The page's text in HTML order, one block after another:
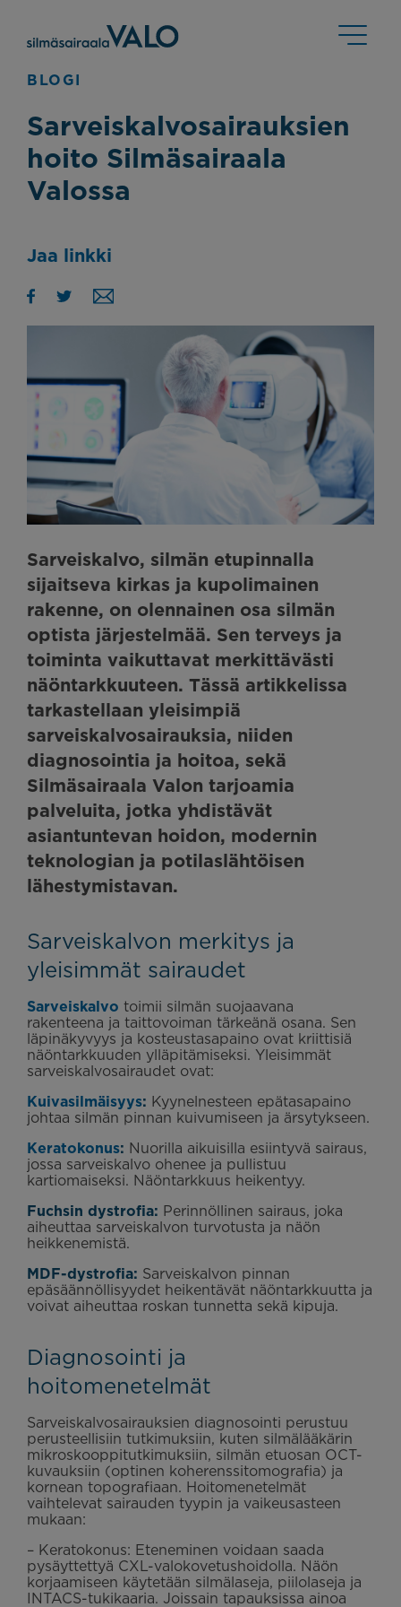
BLOGI
Sarveiskalvosairauksien
hoito Silmäsairaala
Valossa
Jaa linkki
Sarveiskalvo, silmän etupinnalla
sijaitseva kirkas ja kupolimainen
rakenne, on olennainen osa silmän
optista järjestelmää. Sen terveys ja
toiminta vaikuttavat merkittävästi
näöntarkkuuteen. Tässä artikkelissa
tarkastellaan yleisimpiä
sarveiskalvosairauksia, niiden
diagnosointia ja hoitoa, sekä
Silmäsairaala Valon tarjoamia
palveluita, jotka yhdistävät
asiantuntevan hoidon, modernin
teknologian ja potilaslähtöisen
lähestymistavan.
Sarveiskalvon merkitys ja
yleisimmät sairaudet
Sarveiskalvo toimii silmän suojaavana
rakenteena ja taittovoiman tärkeänä osana. Sen
läpinäkyvyys ja kosteustasapaino ovat kriittisiä
näöntarkkuuden ylläpitämiseksi. Yleisimmät
sarveiskalvosairaudet ovat:
Kuivasilmäisyys: Kyynelnesteen epätasapaino
johtaa silmän pinnan kuivumiseen ja ärsytykseen.
Keratokonus: Nuorilla aikuisilla esiintyvä sairaus,
jossa sarveiskalvo ohenee ja pullistuu
kartiomaiseksi. Näöntarkkuus heikentyy.
Fuchsin dystrofia: Perinnöllinen sairaus, joka
aiheuttaa sarveiskalvon turvotusta ja näön
heikkenemistä.
MDF-dystrofia: Sarveiskalvon pinnan
epäsäännöllisyydet heikentävät näöntarkkuutta ja
voivat aiheuttaa roskan tunnetta sekä kipuja.
Diagnosointi ja
hoitomenetelmät
Sarveiskalvosairauksien diagnosointi perustuu
perusteellisiin tutkimuksiin, kuten silmälääkärin
mikroskooppitutkimuksiin, silmän etuosan OCT-
kuvauksiin (optinen koherenssitomografia) ja
kornean topografiaan. Hoitomenetelmät
vaihtelevat sairauden tyypin ja vaikeusasteen
mukaan:
– Keratokonus: Eteneminen voidaan saada
pysäyttettyä CXL-valokovetushoidolla. Näön
korjaamiseen käytetään silmälaseja, piilolaseja ja
INTACS-tukikaaria. Joissain tapauksissa ainoa